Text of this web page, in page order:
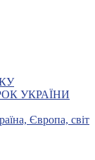
УКРАЇНИ
Європа, світ